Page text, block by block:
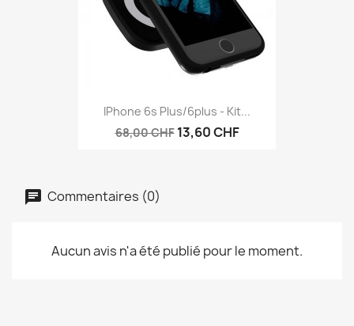
IPhone 6s Plus/6plus - Kit...
68,00 CHF 13,60 CHF
Commentaires (0)
Aucun avis n'a été publié pour le moment.